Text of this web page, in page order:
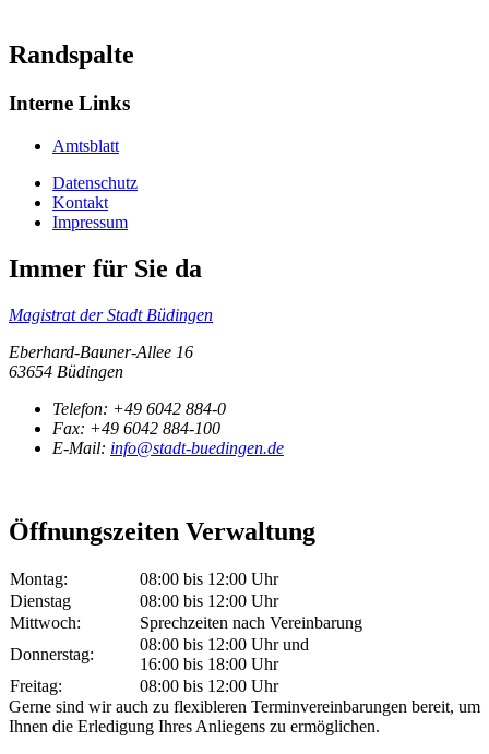
Randspalte
Interne Links
Amtsblatt
Datenschutz
Kontakt
Impressum
Immer für Sie da
Magistrat der Stadt Büdingen
Eberhard-Bauner-Allee 16
63654 Büdingen
Telefon: +49 6042 884-0
Fax: +49 6042 884-100
E-Mail: info@stadt-buedingen.de
Öffnungszeiten Verwaltung
Montag:
08:00 bis 12:00 Uhr
Dienstag
08:00 bis 12:00 Uhr
Mittwoch:
Sprechzeiten nach Vereinbarung
Donnerstag:
08:00 bis 12:00 Uhr und
16:00 bis 18:00 Uhr
Freitag:
08:00 bis 12:00 Uhr
Gerne sind wir auch zu flexibleren Terminvereinbarungen bereit, um
Ihnen die Erledigung Ihres Anliegens zu ermöglichen.